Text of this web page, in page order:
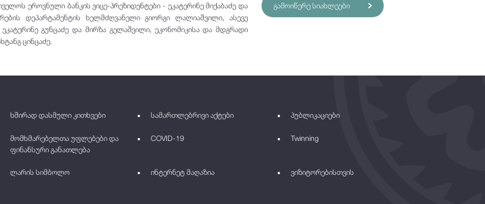
ეროვნული ბანკის ვიცე-პრეზიდენტები - ეკატერინე მიქაბაძე და
დეპარტამენტის ხელმძღვანელი გიორგი ლალიაშვილი, ასევე
გუნცაძე და მირზა გელაშვილი, ეკონომიკისა და მდგრადი
ცინცაძე.
გამოიწერე სიახლეები
ხშირად დასმული კითხვები სამართლებრივი აქტები პუბლიკაციები
მომხმარებელთა უფლებები და
ფინანსური განათლება
COVID-19 Twinning
ლარის სიმბოლო ინტერნეტ მაღაზია ვიზიტორებისთვის